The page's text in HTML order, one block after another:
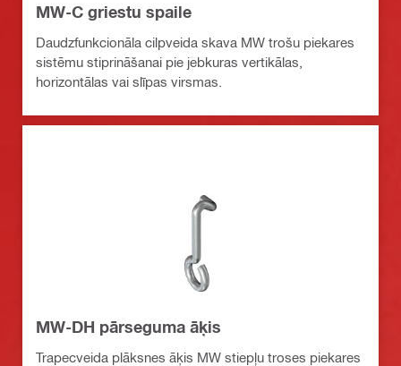
MW-C griestu spaile
Daudzfunkcionāla cilpveida skava MW trošu piekares
sistēmu stiprināšanai pie jebkuras vertikālas,
horizontālas vai slīpas virsmas.
MW-DH pārseguma āķis
Trapecveida plāksnes āķis MW stiepļu troses piekares